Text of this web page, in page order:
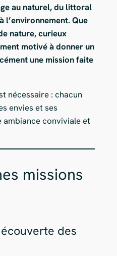
au naturel, du littoral
l’environnement. Que
nature, curieux
motivé à donner un
une mission faite
nécessaire : chacun
envies et ses
ambiance conviviale et
missions
des